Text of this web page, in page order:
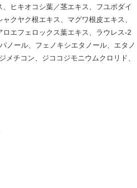
ヒキオコシ葉／茎エキス、フユボダイ
クヤク根エキス、マグワ根皮エキス、
エフェロックス葉エキス、ラウレス-2
ノール、フェノキシエタノール、エタノ
チコン、ジココジモニウムクロリド、